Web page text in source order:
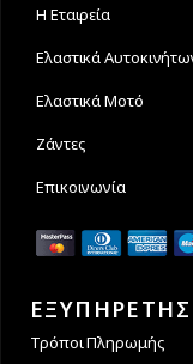
Η Εταιρεία
Ελαστικά
Ελαστικά Μοτό
Ζάντες
Επικοινωνία
Τρόποι Πληρωμής